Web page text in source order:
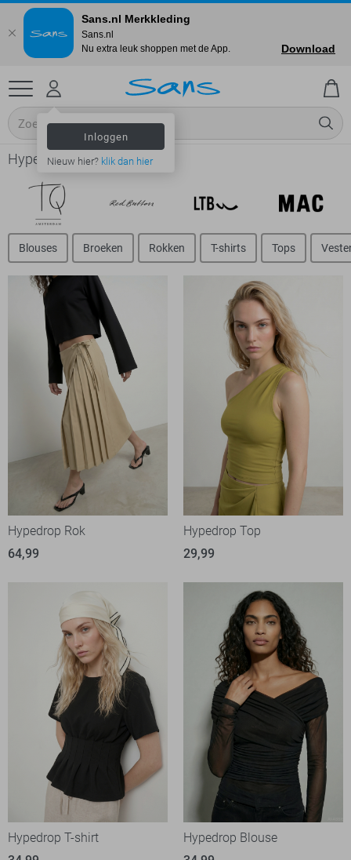
Inloggen
Nieuw hier? klik dan hier
Hypedrop - Dames
Blouses Broeken Rokken T-shirts Tops
Hypedrop Rok
64,99
Hypedrop Top
29,99
Hypedrop T-shirt
Hypedrop Blouse
Sans.nl Merkkleding
Sans.nl
Nu extra leuk shoppen met de App.
Download